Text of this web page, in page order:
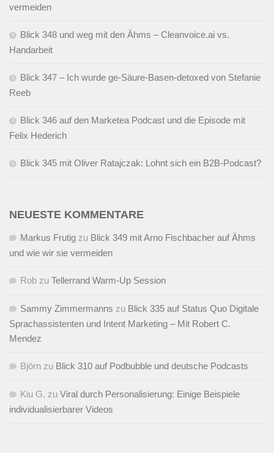
vermeiden
Blick 348 und weg mit den Ähms – Cleanvoice.ai vs.
Handarbeit
Blick 347 – Ich wurde ge-Säure-Basen-detoxed von Stefanie
Reeb
Blick 346 auf den Marketea Podcast und die Episode mit
Felix Hederich
Blick 345 mit Oliver Ratajczak: Lohnt sich ein B2B-Podcast?
NEUESTE KOMMENTARE
Markus Frutig zu Blick 349 mit Arno Fischbacher auf Ähms
und wie wir sie vermeiden
Rob zu Tellerrand Warm-Up Session
Sammy Zimmermanns zu Blick 335 auf Status Quo Digitale
Sprachassistenten und Intent Marketing – Mit Robert C.
Mendez
Björn zu Blick 310 auf Podbubble und deutsche Podcasts
Kiu G. zu Viral durch Personalisierung: Einige Beispiele
individualisierbarer Videos